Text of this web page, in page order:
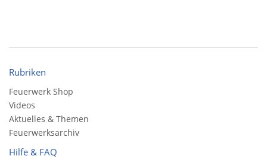
Rubriken
Feuerwerk Shop
Videos
Aktuelles & Themen
Feuerwerksarchiv
Hilfe & FAQ